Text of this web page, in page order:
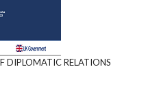
DIPLOMATIC RELATIONS